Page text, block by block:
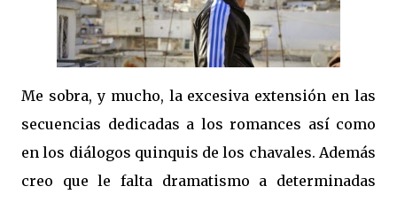
Me sobra, y mucho, la excesiva extensión en las
secuencias dedicadas a los romances así como
en los diálogos quinquis de los chavales. Además
creo que le falta dramatismo a determinadas